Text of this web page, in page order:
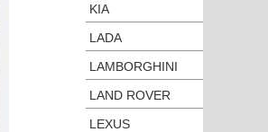
KIA
LADA
LAMBORGHINI
LAND ROVER
LEXUS